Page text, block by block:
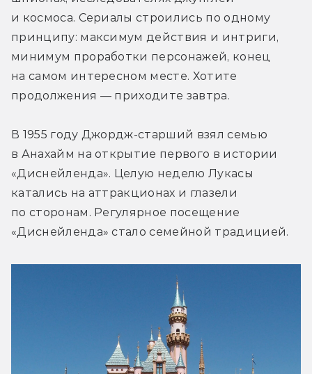
и космоса. Сериалы строились по одному
принципу: максимум действия и интриги,
минимум проработки персонажей, конец
на самом интересном месте. Хотите
продолжения — приходите завтра.
В 1955 году Джордж-старший взял семью
в Анахайм на открытие первого в истории
«Диснейленда». Целую неделю Лукасы
катались на аттракционах и глазели
по сторонам. Регулярное посещение
«Диснейленда» стало семейной традицией.